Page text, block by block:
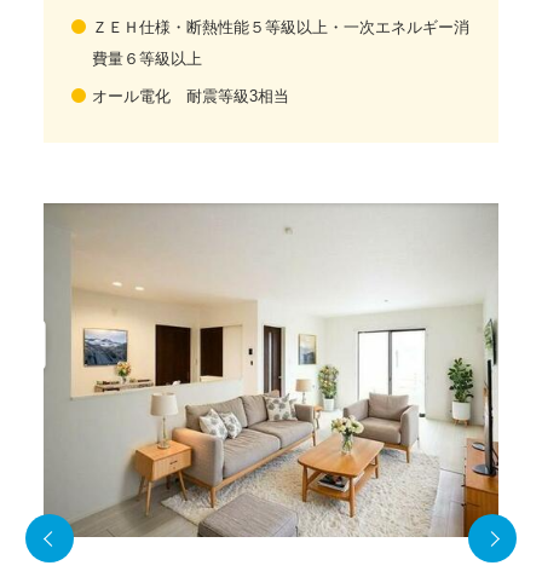
ＺＥＨ仕様・断熱性能５等級以上・一次エネルギー消
費量６等級以上
オール電化 耐震等級3相当